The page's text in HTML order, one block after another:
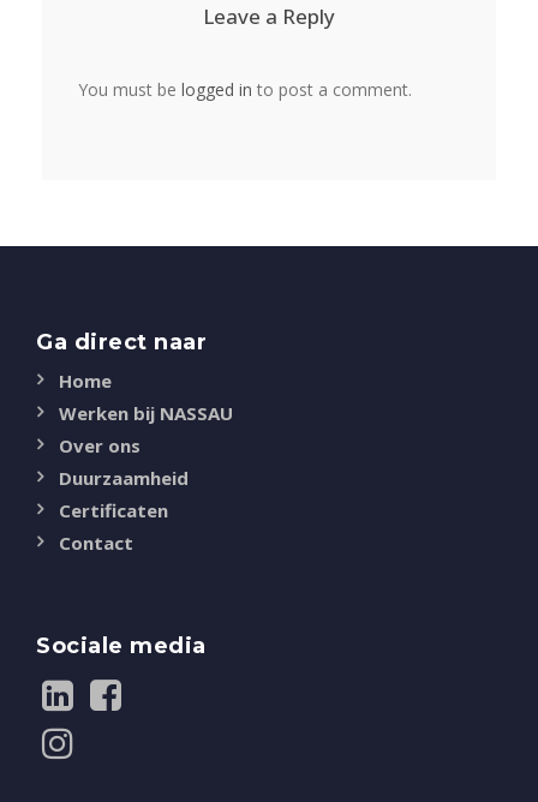
Leave a Reply
You must be logged in to post a comment.
Ga direct naar
Home
Werken bij NASSAU
Over ons
Duurzaamheid
Certificaten
Contact
Sociale media